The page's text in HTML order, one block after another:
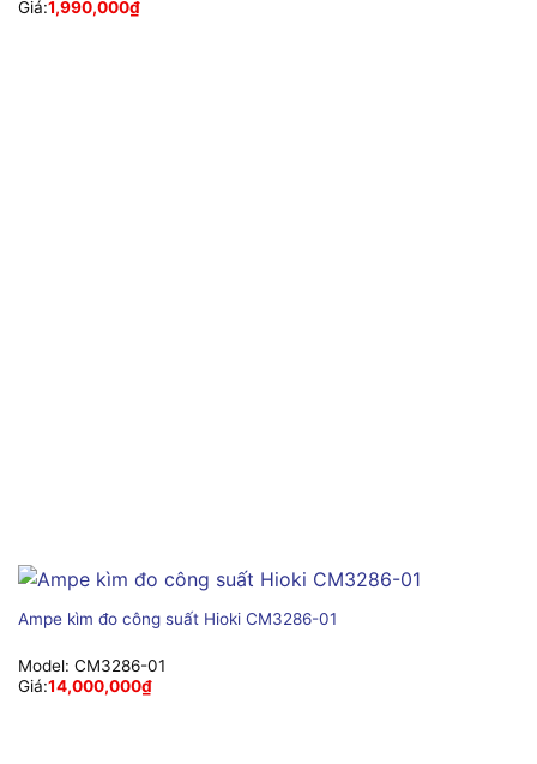
Giá:1,990,000₫
Ampe kìm đo công suất Hioki CM3286-01
Model: CM3286-01
Giá:14,000,000₫